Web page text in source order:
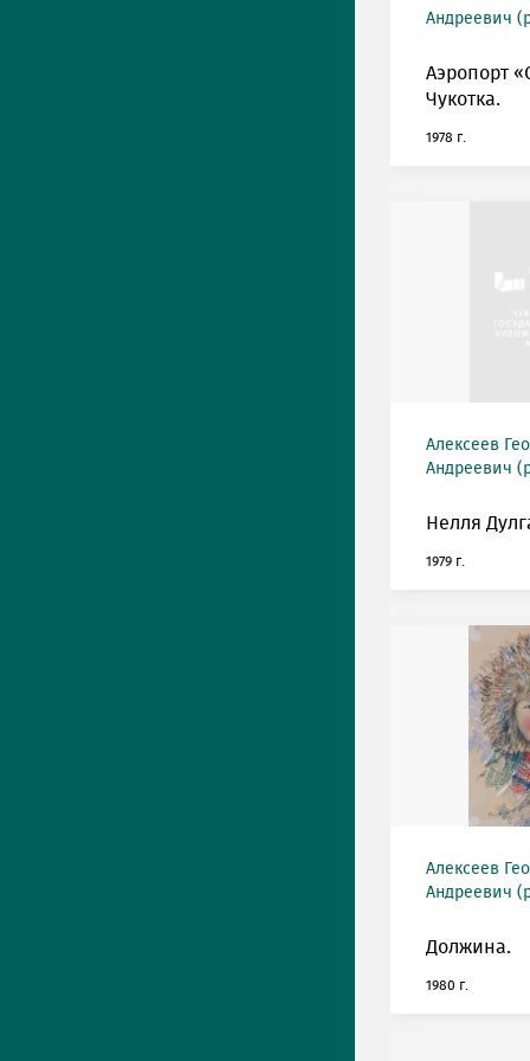
Андреевич
Аэропорт
Чукотка.
1978 г.
Алексеев
Андреевич
Нелля
1979 г.
Алексеев
Андреевич
Должина.
1980 г.